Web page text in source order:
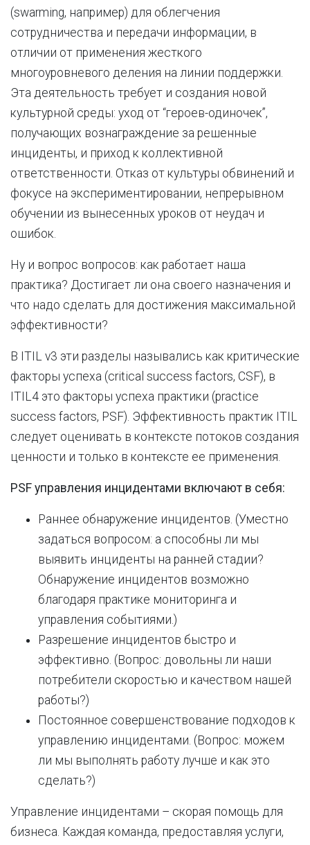
(swarming, например) для облегчения
сотрудничества и передачи информации, в
отличии от применения жесткого
многоуровневого деления на линии поддержки.
Эта деятельность требует и создания новой
культурной среды: уход от “героев-одиночек”,
получающих вознаграждение за решенные
инциденты, и приход к коллективной
ответственности. Отказ от культуры обвинений и
фокусе на экспериментировании, непрерывном
обучении из вынесенных уроков от неудач и
ошибок.
Ну и вопрос вопросов: как работает наша
практика? Достигает ли она своего назначения и
что надо сделать для достижения максимальной
эффективности?
В ITIL v3 эти разделы назывались как критические
факторы успеха (critical success factors, CSF), в
ITIL4 это факторы успеха практики (practice
success factors, PSF). Эффективность практик ITIL
следует оценивать в контексте потоков создания
ценности и только в контексте ее применения.
PSF управления инцидентами включают в себя:
Раннее обнаружение инцидентов. (Уместно
задаться вопросом: а способны ли мы
выявить инциденты на ранней стадии?
Обнаружение инцидентов возможно
благодаря практике мониторинга и
управления событиями.)
Разрешение инцидентов быстро и
эффективно. (Вопрос: довольны ли наши
потребители скоростью и качеством нашей
работы?)
Постоянное совершенствование подходов к
управлению инцидентами. (Вопрос: можем
ли мы выполнять работу лучше и как это
сделать?)
Управление инцидентами – скорая помощь для
бизнеса. Каждая команда, предоставляя услуги,